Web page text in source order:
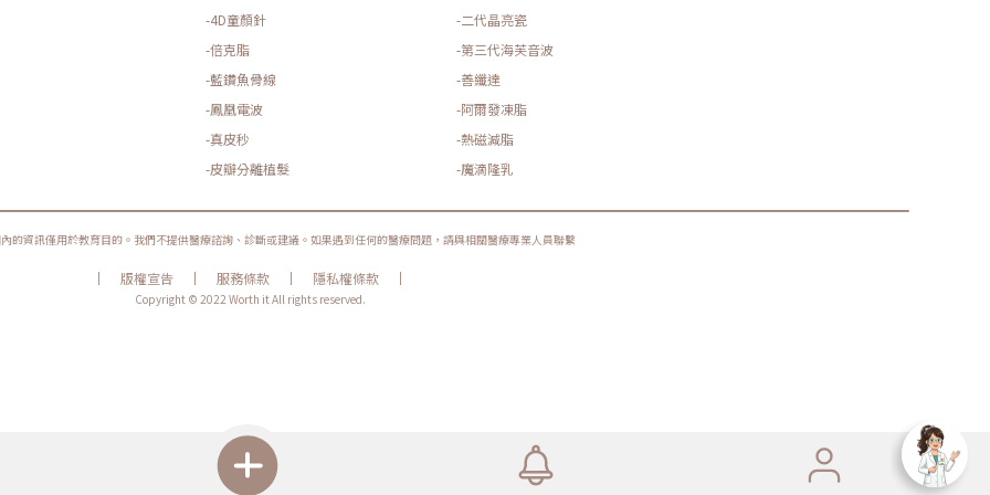
-4D童顏針
-二代晶亮瓷
-倍克脂
-第三代海芙音波
-藍鑽魚骨線
-善纖達
-鳳凰電波
-阿爾發凍脂
-真皮秒
-熱磁減脂
-皮瓣分離植髮
-魔滴隆乳
的資訊僅用於教育目的。我們不提供醫療諮詢、診斷或建議。如果遇到任何的醫療問題，請與相關醫療專業人員聯繫
| 版權宣告 | 服務條款 | 隱私權條款
|
Copyright © 2022 Worth it All rights reserved.